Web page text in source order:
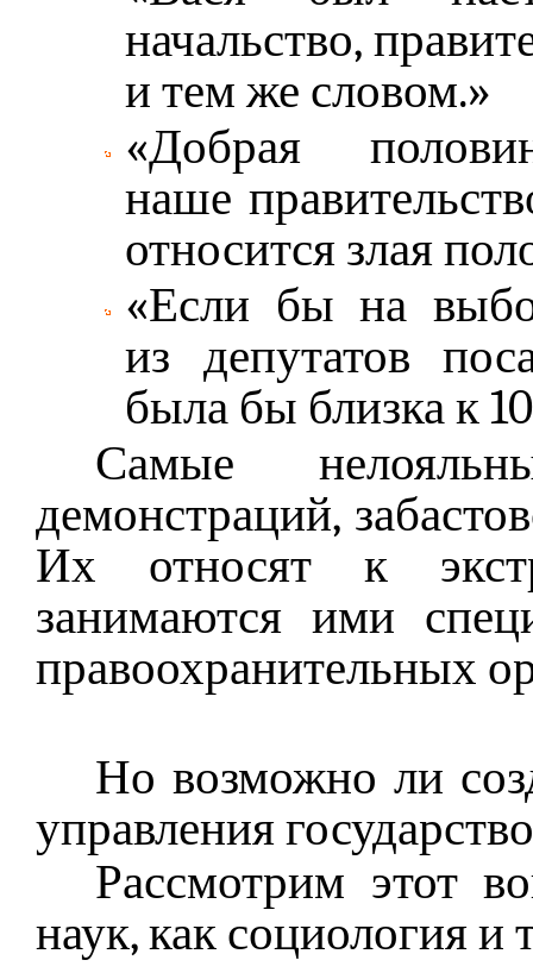
начальство,
и тем же словом.»
«Добрая
наше
относится злая
«Если бы на
из депутатов
была бы близка к
Самые
демонстраций,
Их относят к
занимаются ими
правоохранительных
Но возможно ли
управления
Рассмотрим этот
наук, как социология и